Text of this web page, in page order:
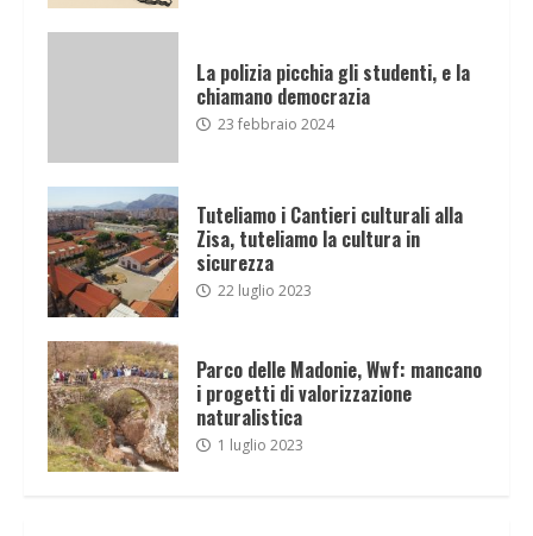
La polizia picchia gli studenti, e la
chiamano democrazia
23 febbraio 2024
Tuteliamo i Cantieri culturali alla
Zisa, tuteliamo la cultura in
sicurezza
22 luglio 2023
Parco delle Madonie, Wwf: mancano
i progetti di valorizzazione
naturalistica
1 luglio 2023